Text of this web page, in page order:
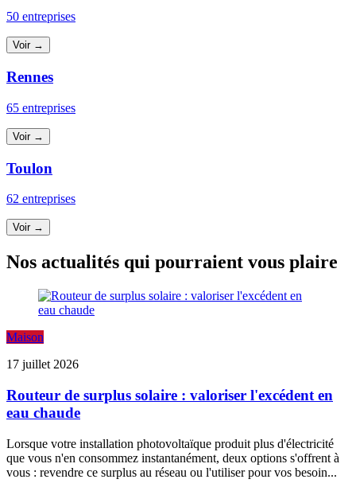
50 entreprises
Voir →
Rennes
65 entreprises
Voir →
Toulon
62 entreprises
Voir →
Nos actualités qui pourraient vous plaire
Maison
17 juillet 2026
Routeur de surplus solaire : valoriser l'excédent en
eau chaude
Lorsque votre installation photovoltaïque produit plus d'électricité
que vous n'en consommez instantanément, deux options s'offrent à
vous : revendre ce surplus au réseau ou l'utiliser pour vos besoin...